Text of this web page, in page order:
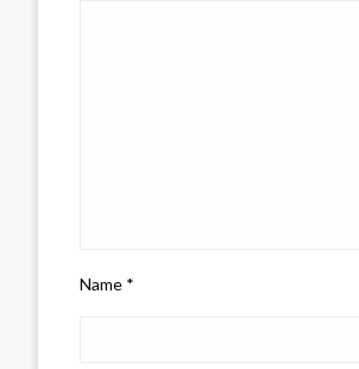
Name *